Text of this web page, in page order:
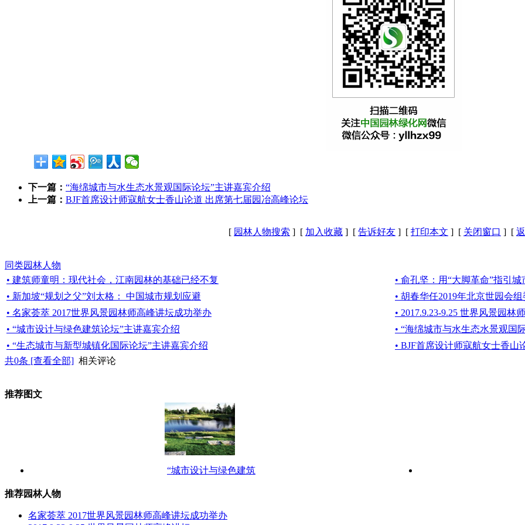
下一篇： “海绵城市与水生态水景观国际论坛”主讲嘉宾介绍
上一篇： BJF首席设计师寇航女士香山论道 出席第七届园冶高峰论坛
[ 园林人物搜索 ] [ 加入收藏 ] [ 告诉好友 ] [ 打印本文 ] [ 关闭窗口 ] [
同类园林人物
• 建筑师童明：现代社会，江南园林的基础已经不复
• 俞孔坚：用“大脚革命”指引
• 新加坡“规划之父”刘太格： 中国城市规划应避
• 胡春华任2019年北京世园会
• 名家荟萃 2017世界风景园林师高峰讲坛成功举办
• 2017.9.23-9.25 世界风景园林
• “城市设计与绿色建筑论坛”主讲嘉宾介绍
• “海绵城市与水生态水景观国
• “生态城市与新型城镇化国际论坛”主讲嘉宾介绍
• BJF首席设计师寇航女士香山
共0条 [查看全部] 相关评论
推荐图文
“城市设计与绿色建筑
推荐园林人物
名家荟萃 2017世界风景园林师高峰讲坛成功举办